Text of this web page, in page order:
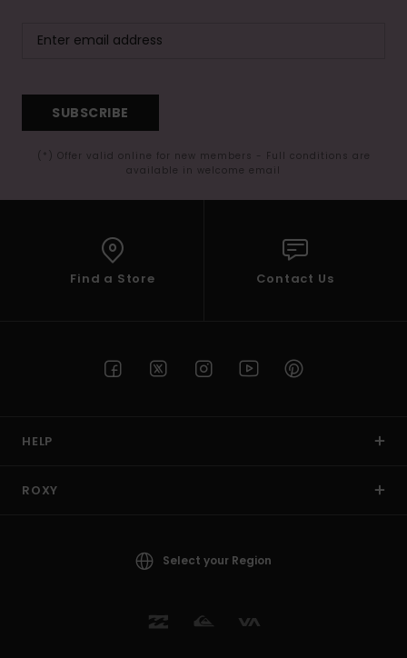
SUBSCRIBE
(*) Offer valid online for new members - Full conditions are
available in welcome email
Find a Store Contact Us
HELP
ROXY
Select your Region